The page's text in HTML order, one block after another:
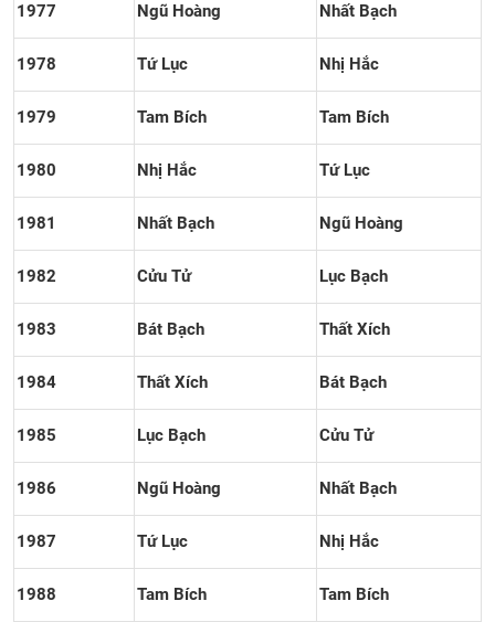
1977 Ngũ Hoàng Nhất Bạch
1978 Tứ Lục Nhị Hắc
1979 Tam Bích Tam Bích
1980 Nhị Hắc Tứ Lục
1981 Nhất Bạch Ngũ Hoàng
1982 Cửu Tử Lục Bạch
1983 Bát Bạch Thất Xích
1984 Thất Xích Bát Bạch
1985 Lục Bạch Cửu Tử
1986 Ngũ Hoàng Nhất Bạch
1987 Tứ Lục Nhị Hắc
1988 Tam Bích Tam Bích